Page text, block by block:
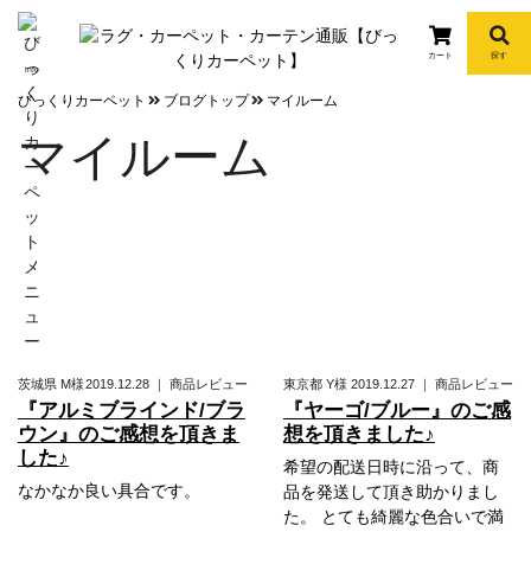
info
カート 探す
びっくりカーペット ブログトップ マイルーム
マイルーム
茨城県 M様2019.12.28 ｜ 商品レビュー
『アルミブラインド/ブラ
ウン』のご感想を頂きま
した♪
なかなか良い具合です。
東京都 Y様 2019.12.27 ｜ 商品レビュー
『ヤーゴ/ブルー』のご感
想を頂きました♪
希望の配送日時に沿って、商
品を発送して頂き助かりまし
た。 とても綺麗な色合いで満